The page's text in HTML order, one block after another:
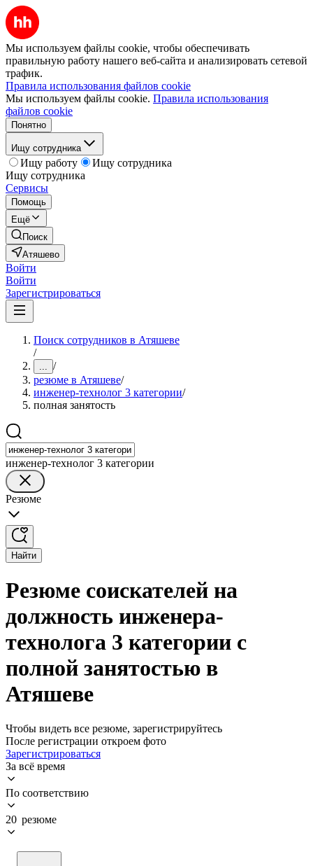
Мы используем файлы cookie, чтобы обеспечивать
правильную работу нашего веб-сайта и анализировать сетевой
трафик.
Правила использования файлов cookie
Мы используем файлы cookie. Правила использования
файлов cookie
Понятно
Ищу сотрудника
Ищу работу
Ищу сотрудника
Ищу сотрудника
Сервисы
Помощь
Ещё
Поиск
Атяшево
Войти
Войти
Зарегистрироваться
Поиск сотрудников в Атяшеве
/
... /
резюме в Атяшеве/
инженер-технолог 3 категории/
полная занятость
инженер-технолог 3 категории
Резюме
Найти
Резюме соискателей на
должность инженера-
технолога 3 категории с
полной занятостью в
Атяшеве
Чтобы видеть все резюме, зарегистрируйтесь
После регистрации откроем фото
Зарегистрироваться
За всё время
По соответствию
20 резюме